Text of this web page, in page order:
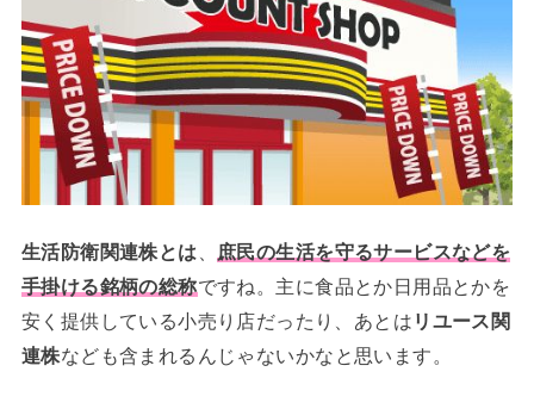
生活防衛関連株とは
庶民の生活を守るサービスなどを
手掛ける銘柄の総称ですね。主に食品とか日用品とかを
安く提供している小売り店だったり、あとは リユース関
連株なども含まれるんじゃないかなと思います。